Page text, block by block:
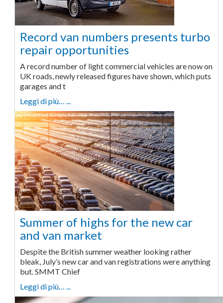
Record van numbers presents turbo
repair opportunities
A record number of light commercial vehicles are now on
UK roads, newly released figures have shown, which puts
garages and t
Leggi di più… ...
Summer of highs for the new car
and van market
Despite the British summer weather looking rather
bleak, July’s new car and van registrations were anything
but. SMMT Chief
Leggi di più… ...